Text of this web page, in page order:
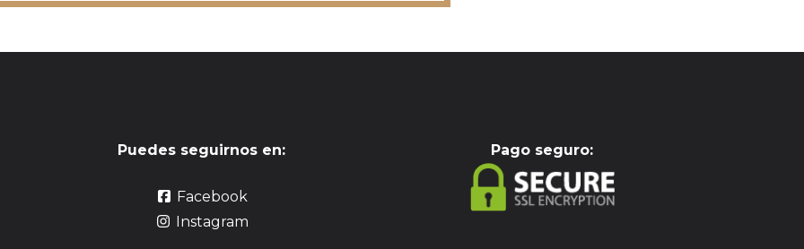
Puedes seguirnos en:
Facebook
Instagram
Pago seguro: